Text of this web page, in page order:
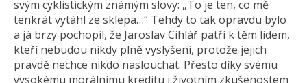
svým cyklistickým známým slovy: „To je ten, co mě
tenkrát vytáhl ze sklepa…“ Tehdy to tak opravdu bylo
a já brzy pochopil, že Jaroslav Cihlář patří k těm lidem,
kteří nebudou nikdy plně vyslyšeni, protože jejich
pravdě nechce nikdo naslouchat. Přesto díky svému
vysokému morálnímu kreditu i životním zkušenostem